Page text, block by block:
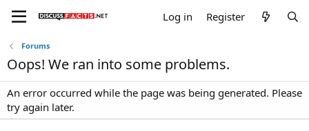
Log in Register
Forums
Oops! We ran into some problems.
An error occurred while the page was being generated. Please
try again later.